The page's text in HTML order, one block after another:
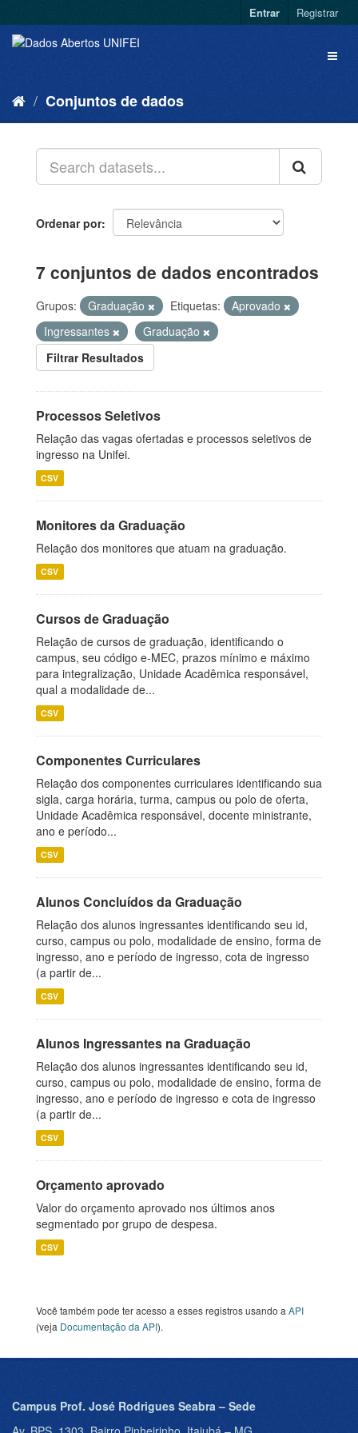
Entrar Registrar
Conjuntos de dados
Ordenar por
7 conjuntos de dados encontrados
Grupos: Graduação Etiquetas:
Aprovado
Ingressantes
Graduação
Filtrar Resultados
Processos Seletivos
Relação das vagas ofertadas e processos seletivos de
ingresso na Unifei.
CSV
Monitores da Graduação
Relação dos monitores que atuam na graduação.
CSV
Cursos de Graduação
Relação de cursos de graduação, identificando o
campus, seu código e-MEC, prazos mínimo e máximo
para integralização, Unidade Acadêmica responsável,
qual a modalidade de...
CSV
Componentes Curriculares
Relação dos componentes curriculares identificando sua
sigla, carga horária, turma, campus ou polo de oferta,
Unidade Acadêmica responsável, docente ministrante,
ano e período...
CSV
Alunos Concluídos da Graduação
Relação dos alunos ingressantes identificando seu id,
curso, campus ou polo, modalidade de ensino, forma de
ingresso, ano e período de ingresso, cota de ingresso
(a partir de...
CSV
Alunos Ingressantes na Graduação
Relação dos alunos ingressantes identificando seu id,
curso, campus ou polo, modalidade de ensino, forma de
ingresso, ano e período de ingresso e cota de ingresso
(a partir de...
CSV
Orçamento aprovado
Valor do orçamento aprovado nos últimos anos
segmentado por grupo de despesa.
CSV
Você também pode ter acesso a esses registros usando a API
(veja Documentação da API).
Campus Prof. José Rodrigues Seabra – Sede